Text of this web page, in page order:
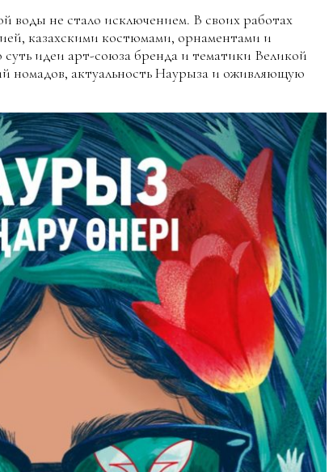
воды не стало исключением. В своих работах
казахскими костюмами, орнаментами и
идеи арт-союза бренда и тематики Великой
номадов, актуальность Наурыза и оживляющую